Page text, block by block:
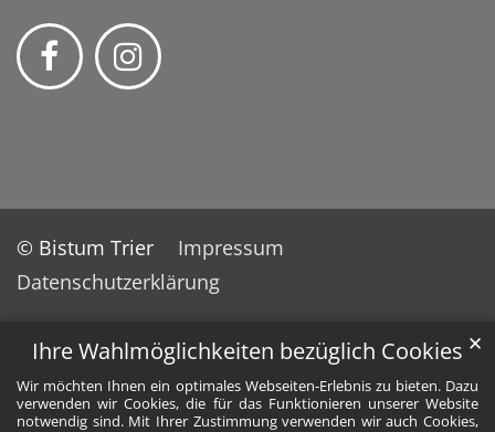
Ihre Wahlmöglichkeiten bezüglich Cookies
Wir möchten Ihnen ein optimales Webseiten-Erlebnis zu bieten. Dazu
verwenden wir Cookies, die für das Funktionieren unserer Website
notwendig sind. Mit Ihrer Zustimmung verwenden wir auch Cookies,
✕
© Bistum Trier
Impressum
Datenschutzerklärung